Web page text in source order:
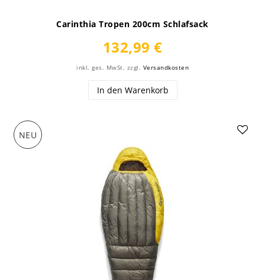
Carinthia Tropen 200cm Schlafsack
132,99 €
inkl. ges. MwSt. zzgl. Versandkosten
In den Warenkorb
NEU